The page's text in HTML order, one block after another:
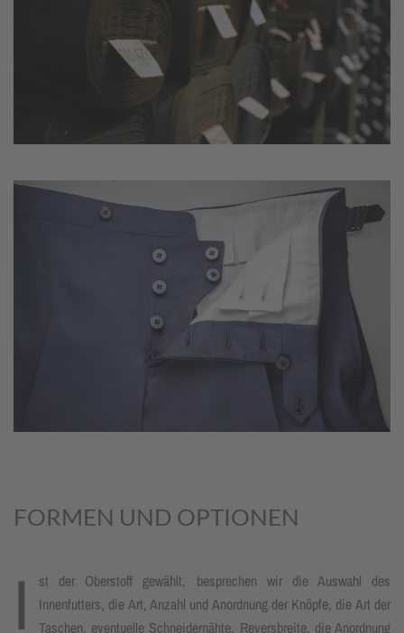
FORMEN UND OPTIONEN
I
st der Oberstoff gewählt, besprechen wir die Auswahl des
Innenfutters, die Art, Anzahl und Anord­nung der Knöpfe, die Art der
Taschen, eventuelle Schneider­nähte, Revers­breite, die Anord­nung